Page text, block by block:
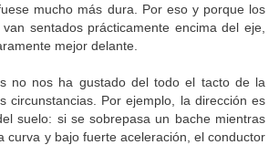
mucho más dura. Por eso y porque los
sentados prácticamente encima del eje,
mejor delante.
no nos ha gustado del todo el tacto de la
circunstancias. Por ejemplo, la dirección es
suelo: si se sobrepasa un bache mientras
curva y bajo fuerte aceleración, el conductor